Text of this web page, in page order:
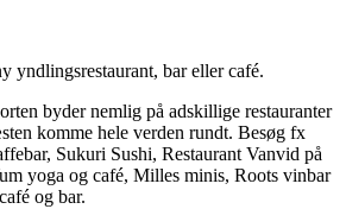
yndlingsrestaurant, bar eller café.
byder nemlig på adskillige restauranter
komme hele verden rundt. Besøg fx
Sukuri Sushi, Restaurant Vanvid på
yoga og café, Milles minis, Roots vinbar
og bar.